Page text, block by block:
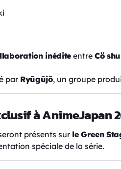
inédite entreCö
par Ryūgūjō, un groupe
à AnimeJapan
présents sur le Green
spéciale de la série.